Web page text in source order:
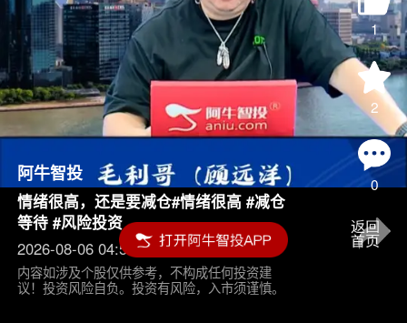
1
2
0
阿牛智投
情绪很高，还是要减仓#情绪很高 #减仓
等待 #风险投资
2026-08-06 04:55
内容如涉及个股仅供参考，不构成任何投资建
议！投资风险自负。投资有风险，入市须谨慎。